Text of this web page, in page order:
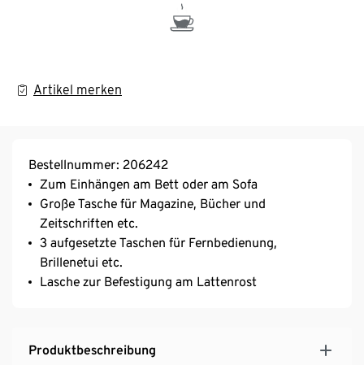
Artikel merken
Bestellnummer: 206242
Zum Einhängen am Bett oder am Sofa
Große Tasche für Magazine, Bücher und
Zeitschriften etc.
3 aufgesetzte Taschen für Fernbedienung,
Brillenetui etc.
Lasche zur Befestigung am Lattenrost
Produktbeschreibung